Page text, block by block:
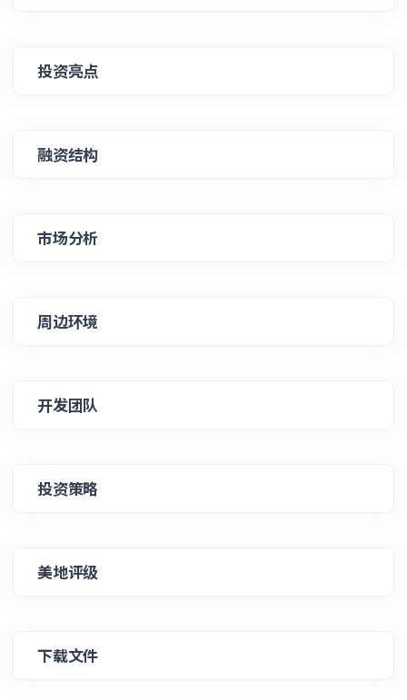
投资亮点
融资结构
市场分析
周边环境
开发团队
投资策略
美地评级
下载文件